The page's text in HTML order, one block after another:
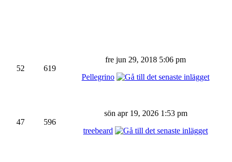
52 619
fre jun 29, 2018 5:06 pm
Pellegrino
47 596
sön apr 19, 2026 1:53 pm
treebeard